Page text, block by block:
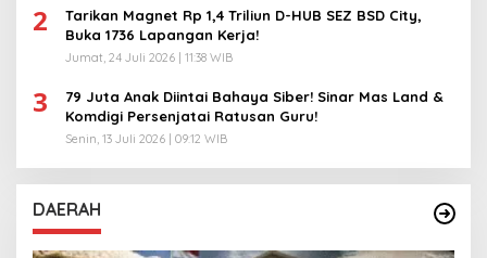
2
Tarikan Magnet Rp 1,4 Triliun D-HUB SEZ BSD City,
Buka 1736 Lapangan Kerja!
Jumat, 24 Juli 2026 | 11:38 WIB
3
79 Juta Anak Diintai Bahaya Siber! Sinar Mas Land &
Komdigi Persenjatai Ratusan Guru!
Senin, 13 Juli 2026 | 09:12 WIB
DAERAH